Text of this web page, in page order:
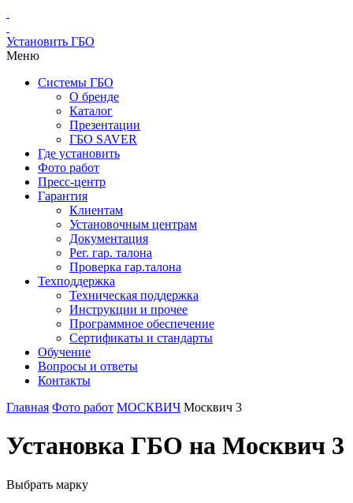
Установить ГБО
Меню
Системы ГБО
О бренде
Каталог
Презентации
ГБО SAVER
Где установить
Фото работ
Пресс-центр
Гарантия
Клиентам
Установочным центрам
Документация
Рег. гар. талона
Проверка гар.талона
Техподдержка
Техническая поддержка
Инструкции и прочее
Программное обеспечение
Сертификаты и стандарты
Обучение
Вопросы и ответы
Контакты
Главная Фото работ МОСКВИЧ Москвич 3
Установка ГБО на Москвич 3
Выбрать марку